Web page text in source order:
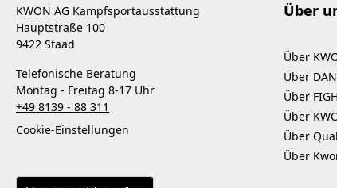
KWON AG Kampfsportausstattung
Hauptstraße 100
9422 Staad
Telefonische Beratung
Montag - Freitag 8-17 Uhr
+49 8139 - 88 311
Cookie-Einstellungen
Über
Über
Über
Über
Über
Über
Über